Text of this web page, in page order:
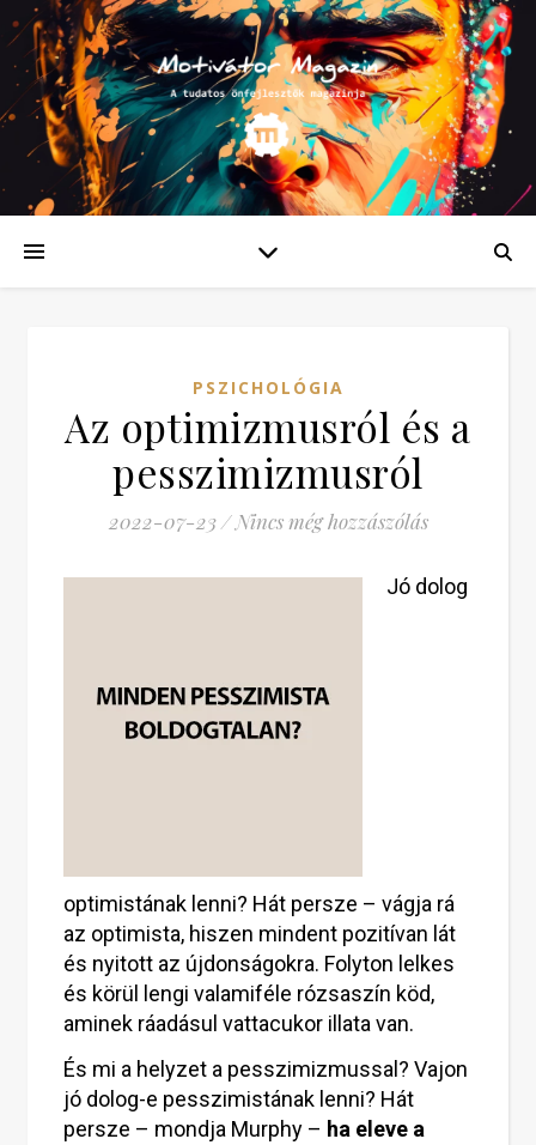
PSZICHOLÓGIA
Az optimizmusról és a
pesszimizmusról
2022-07-23 / Nincs még hozzászólás
Jó dolog
optimistának lenni? Hát persze – vágja rá
az optimista, hiszen mindent pozitívan lát
és nyitott az újdonságokra. Folyton lelkes
és körül lengi valamiféle rózsaszín köd,
aminek ráadásul vattacukor illata van.
És mi a helyzet a pesszimizmussal? Vajon
jó dolog-e pesszimistának lenni? Hát
persze – mondja Murphy – ha eleve a